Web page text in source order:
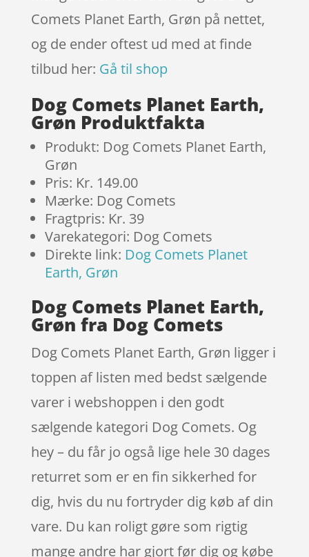
Comets Planet Earth, Grøn på nettet,
og de ender oftest ud med at finde
tilbud her: Gå til shop
Dog Comets Planet Earth,
Grøn Produktfakta
Produkt: Dog Comets Planet Earth,
Grøn
Pris: Kr. 149.00
Mærke: Dog Comets
Fragtpris: Kr. 39
Varekategori: Dog Comets
Direkte link: Dog Comets Planet
Earth, Grøn
Dog Comets Planet Earth,
Grøn fra Dog Comets
Dog Comets Planet Earth, Grøn ligger i
toppen af listen med bedst sælgende
varer i webshoppen i den godt
sælgende kategori Dog Comets. Og
hey – du får jo også lige hele 30 dages
returret som er en fin sikkerhed for
dig, hvis du nu fortryder dig køb af din
vare. Du kan roligt gøre som rigtig
mange andre har gjort før dig og købe